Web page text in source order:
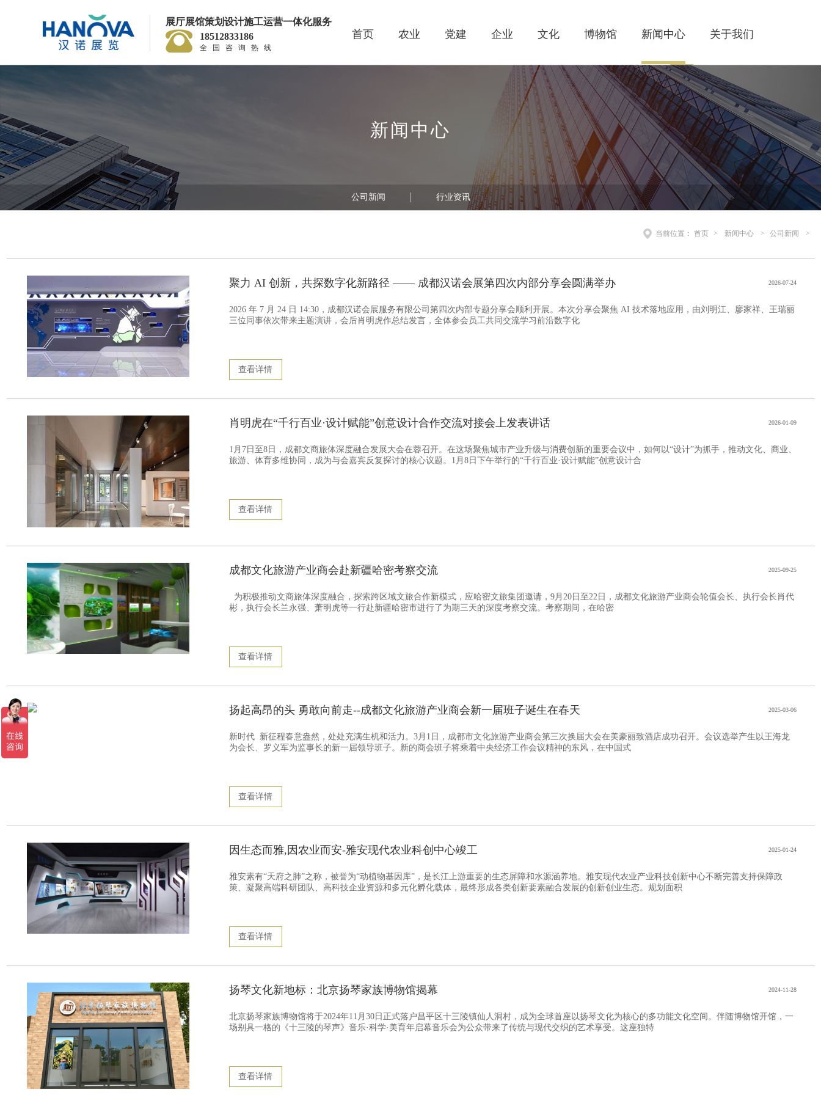
展厅展馆策划设计施工运营一体化服务
18512833186
全国咨询热线
首页 农业 党建 企业 文化 博物馆 新闻中心 关于我们
新闻中心
公司新闻 行业资讯
当前位置： 首页 > 新闻中心 > 公司新闻 >
2026-07-24
聚力 AI 创新，共探数字化新路径 —— 成都汉诺会展第四次内部分享会圆满举办
2026 年 7 月 24 日 14:30，成都汉诺会展服务有限公司第四次内部专题分享会顺利开展。本次分享会聚焦 AI 技术落地应用，由刘明江、廖家祥、王瑞丽
三位同事依次带来主题演讲，会后肖明虎作总结发言，全体参会员工共同交流学习前沿数字化
查看详情
2026-01-09
肖明虎在“千行百业·设计赋能”创意设计合作交流对接会上发表讲话
1月7日至8日，成都文商旅体深度融合发展大会在蓉召开。在这场聚焦城市产业升级与消费创新的重要会议中，如何以“设计”为抓手，推动文化、商业、
旅游、体育多维协同，成为与会嘉宾反复探讨的核心议题。1月8日下午举行的“千行百业·设计赋能”创意设计合
查看详情
2025-09-25
成都文化旅游产业商会赴新疆哈密考察交流
为积极推动文商旅体深度融合，探索跨区域文旅合作新模式，应哈密文旅集团邀请，9月20日至22日，成都文化旅游产业商会轮值会长、执行会长肖代
彬，执行会长兰永强、萧明虎等一行赴新疆哈密市进行了为期三天的深度考察交流。考察期间，在哈密
查看详情
2025-03-06
扬起高昂的头 勇敢向前走--成都文化旅游产业商会新一届班子诞生在春天
新时代 新征程春意盎然，处处充满生机和活力。3月1日，成都市文化旅游产业商会第三次换届大会在美豪丽致酒店成功召开。会议选举产生以王海龙
为会长、罗义军为监事长的新一届领导班子。新的商会班子将乘着中央经济工作会议精神的东风，在中国式
查看详情
2025-01-24
因生态而雅,因农业而安-雅安现代农业科创中心竣工
雅安素有“天府之肺”之称，被誉为“动植物基因库”，是长江上游重要的生态屏障和水源涵养地。雅安现代农业产业科技创新中心不断完善支持保障政
策、凝聚高端科研团队、高科技企业资源和多元化孵化载体，最终形成各类创新要素融合发展的创新创业生态。规划面积
查看详情
2024-11-28
扬琴文化新地标：北京扬琴家族博物馆揭幕
北京扬琴家族博物馆将于2024年11月30日正式落户昌平区十三陵镇仙人洞村，成为全球首座以扬琴文化为核心的多功能文化空间。伴随博物馆开馆，一
场别具一格的《十三陵的琴声》音乐·科学·美育年启幕音乐会为公众带来了传统与现代交织的艺术享受。这座独特
查看详情